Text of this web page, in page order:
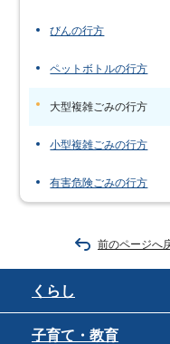
びんの行方
ペットボトルの行方
大型複雑ごみの行方
小型複雑ごみの行方
有害危険ごみの行方
前のページへ
くらし
子育て・教育